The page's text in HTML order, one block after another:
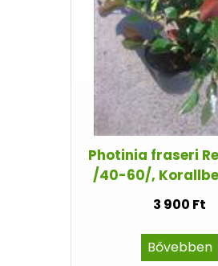
Photinia fraseri
/40-60/,
3 900 Ft
Bővebben